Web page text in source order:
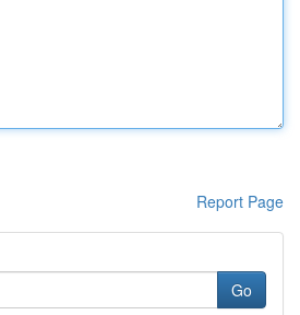
Report Page
Go